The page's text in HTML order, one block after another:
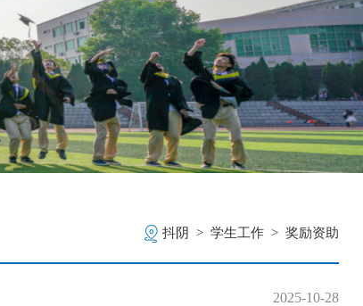
抖阴 > 学生工作 > 奖励资助
2025-10-28